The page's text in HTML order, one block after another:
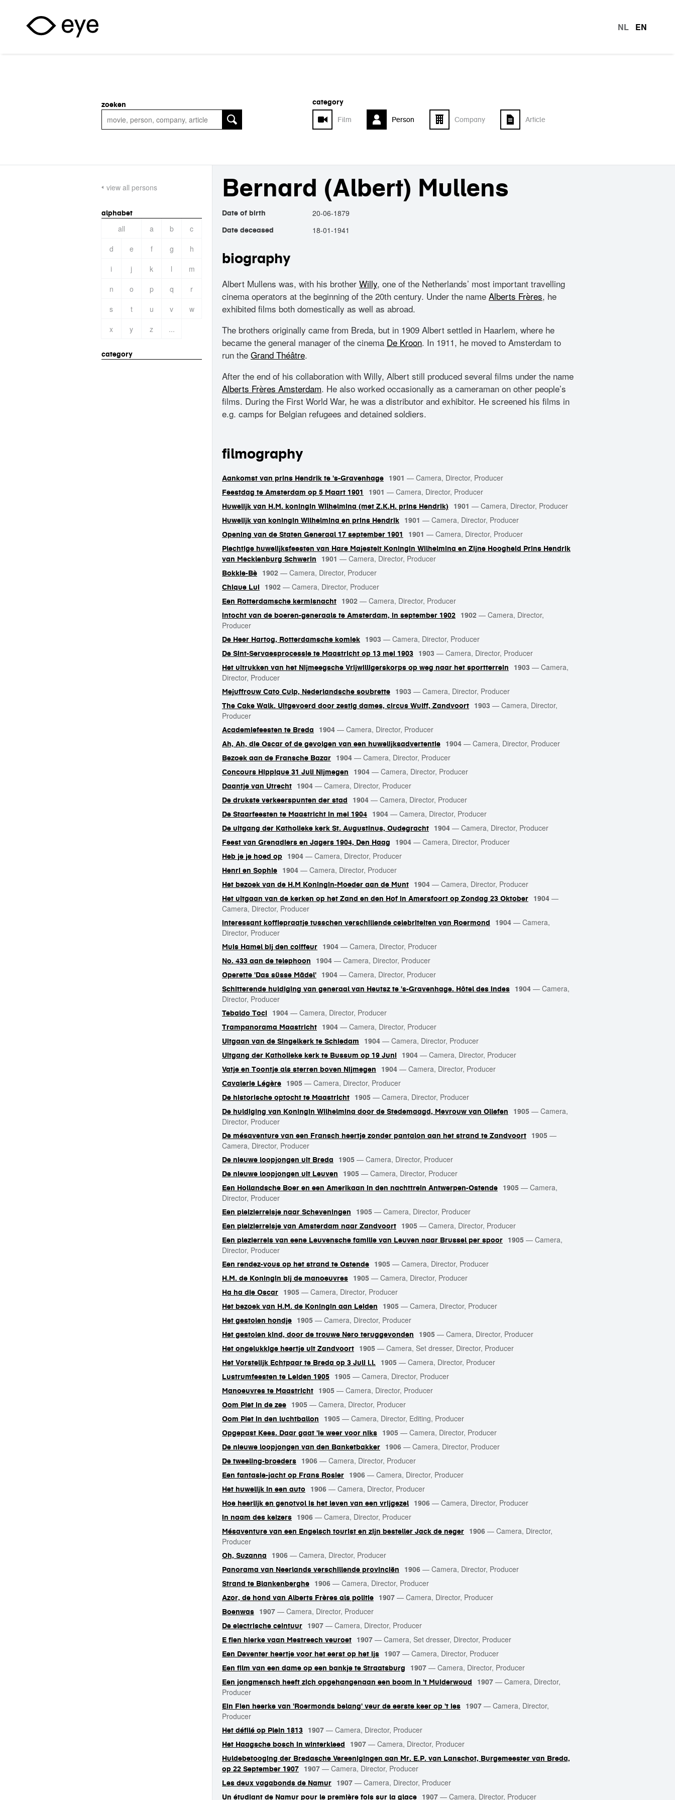
NL EN
category
Film
Person Company Article
zoeken
view all persons
alphabet
all a b
c
d
e f g
h
i
j k l
m
n
o p q
r
s
t u v
w
x
y z ...
category
Bernard (Albert) Mullens
Date of birth 20-06-1879
Date deceased 18-01-1941
biography
Albert Mullens was, with his brother Willy, one of the Netherlands’ most important travelling
cinema operators at the beginning of the 20th century. Under the name Alberts Frères, he
exhibited films both domestically as well as abroad.
The brothers originally came from Breda, but in 1909 Albert settled in Haarlem, where he
became the general manager of the cinema De Kroon. In 1911, he moved to Amsterdam to
run the Grand Théâtre.
After the end of his collaboration with Willy, Albert still produced several films under the name
Alberts Frères Amsterdam. He also worked occasionally as a cameraman on other people’s
films. During the First World War, he was a distributor and exhibitor. He screened his films in
e.g. camps for Belgian refugees and detained soldiers.
filmography
Aankomst van prins Hendrik te 's-Gravenhage 1901 — Camera, Director, Producer
Feestdag te Amsterdam op 5 Maart 1901 1901 — Camera, Director, Producer
Huwelijk van H.M. koningin Wilhelmina (met Z.K.H. prins Hendrik) 1901 — Camera, Director, Producer
Huwelijk van koningin Wilhelmina en prins Hendrik 1901 — Camera, Director, Producer
Opening van de Staten Generaal 17 september 1901 1901 — Camera, Director, Producer
Plechtige huwelijksfeesten van Hare Majesteit Koningin Wilhelmina en Zijne Hoogheid Prins Hendrik
van Mecklenburg Schwerin
1901 — Camera, Director, Producer
Bokkie-Bè 1902 — Camera, Director, Producer
Chique Lui 1902 — Camera, Director, Producer
Een Rotterdamsche kermisnacht 1902 — Camera, Director, Producer
Intocht van de boeren-generaals te Amsterdam, in september 1902 1902 — Camera, Director,
Producer
De Heer Hartog, Rotterdamsche komiek 1903 — Camera, Director, Producer
De Sint-Servaesprocessie te Maastricht op 13 mei 1903 1903 — Camera, Director, Producer
Het uitrukken van het Nijmeegsche Vrijwilligerskorps op weg naar het sportterrein 1903 — Camera,
Director, Producer
Mejuffrouw Cato Culp, Nederlandsche soubrette 1903 — Camera, Director, Producer
The Cake Walk. Uitgevoerd door zestig dames, circus Wulff, Zandvoort 1903 — Camera, Director,
Producer
Academiefeesten te Breda 1904 — Camera, Director, Producer
Ah, Ah, die Oscar of de gevolgen van een huwelijksadvertentie 1904 — Camera, Director, Producer
Bezoek aan de Fransche Bazar 1904 — Camera, Director, Producer
Concours Hippique 31 Juli Nijmegen 1904 — Camera, Director, Producer
Daantje van Utrecht 1904 — Camera, Director, Producer
De drukste verkeerspunten der stad 1904 — Camera, Director, Producer
De Staarfeesten te Maastricht in mei 1904 1904 — Camera, Director, Producer
De uitgang der Katholieke kerk St. Augustinus, Oudegracht 1904 — Camera, Director, Producer
Feest van Grenadiers en Jagers 1904, Den Haag 1904 — Camera, Director, Producer
Heb je je hoed op 1904 — Camera, Director, Producer
Henri en Sophie 1904 — Camera, Director, Producer
Het bezoek van de H.M Koningin-Moeder aan de Munt 1904 — Camera, Director, Producer
Het uitgaan van de kerken op het Zand en den Hof in Amersfoort op Zondag 23 Oktober 1904 —
Camera, Director, Producer
Interessant koffiepraatje tusschen verschillende celebriteiten van Roermond 1904 — Camera,
Director, Producer
Muis Hamel bij den coiffeur 1904 — Camera, Director, Producer
No. 433 aan de telephoon 1904 — Camera, Director, Producer
Operette 'Das süsse Mädel' 1904 — Camera, Director, Producer
Schitterende huldiging van generaal van Heutsz te 's-Gravenhage. Hôtel des Indes 1904 — Camera,
Director, Producer
Tebaldo Toci 1904 — Camera, Director, Producer
Trampanorama Maastricht 1904 — Camera, Director, Producer
Uitgaan van de Singelkerk te Schiedam 1904 — Camera, Director, Producer
Uitgang der Katholieke kerk te Bussum op 19 Juni 1904 — Camera, Director, Producer
Vatje en Toontje als sterren boven Nijmegen 1904 — Camera, Director, Producer
Cavalerie Légère 1905 — Camera, Director, Producer
De historische optocht te Maastricht 1905 — Camera, Director, Producer
De huldiging van Koningin Wilhelmina door de Stedemaagd, Mevrouw van Ollefen 1905 — Camera,
Director, Producer
De mésaventure van een Fransch heertje zonder pantalon aan het strand te Zandvoort 1905 —
Camera, Director, Producer
De nieuwe loopjongen uit Breda 1905 — Camera, Director, Producer
De nieuwe loopjongen uit Leuven 1905 — Camera, Director, Producer
Een Hollandsche Boer en een Amerikaan in den nachttrein Antwerpen-Ostende 1905 — Camera,
Director, Producer
Een pleizierreisje naar Scheveningen 1905 — Camera, Director, Producer
Een pleizierreisje van Amsterdam naar Zandvoort 1905 — Camera, Director, Producer
Een plezierreis van eene Leuvensche familie van Leuven naar Brussel per spoor 1905 — Camera,
Director, Producer
Een rendez-vous op het strand te Ostende 1905 — Camera, Director, Producer
H.M. de Koningin bij de manoeuvres 1905 — Camera, Director, Producer
Ha ha die Oscar 1905 — Camera, Director, Producer
Het bezoek van H.M. de Koningin aan Leiden 1905 — Camera, Director, Producer
Het gestolen hondje 1905 — Camera, Director, Producer
Het gestolen kind, door de trouwe Nero teruggevonden 1905 — Camera, Director, Producer
Het ongelukkige heertje uit Zandvoort 1905 — Camera, Set dresser, Director, Producer
Het Vorstelijk Echtpaar te Breda op 3 Juli l.l. 1905 — Camera, Director, Producer
Lustrumfeesten te Leiden 1905 1905 — Camera, Director, Producer
Manoeuvres te Maastricht 1905 — Camera, Director, Producer
Oom Piet in de zee 1905 — Camera, Director, Producer
Oom Piet in den luchtballon 1905 — Camera, Director, Editing, Producer
Opgepast Kees. Daar gaat 'ie weer voor niks 1905 — Camera, Director, Producer
De nieuwe loopjongen van den Banketbakker 1906 — Camera, Director, Producer
De tweeling-broeders 1906 — Camera, Director, Producer
Een fantasie-jacht op Frans Rosier 1906 — Camera, Director, Producer
Het huwelijk in een auto 1906 — Camera, Director, Producer
Hoe heerlijk en genotvol is het leven van een vrijgezel 1906 — Camera, Director, Producer
In naam des keizers 1906 — Camera, Director, Producer
Mésaventure van een Engelsch tourist en zijn besteller Jack de neger 1906 — Camera, Director,
Producer
Oh, Suzanna 1906 — Camera, Director, Producer
Panorama van Neerlands verschillende provinciën 1906 — Camera, Director, Producer
Strand te Blankenberghe 1906 — Camera, Director, Producer
Azor, de hond van Alberts Frères als politie 1907 — Camera, Director, Producer
Boenwas 1907 — Camera, Director, Producer
De electrische ceintuur 1907 — Camera, Director, Producer
E fien hierke vaan Mestreech veuroet 1907 — Camera, Set dresser, Director, Producer
Een Deventer heertje voor het eerst op het ijs 1907 — Camera, Director, Producer
Een film van een dame op een bankje te Straatsburg 1907 — Camera, Director, Producer
Een jongmensch heeft zich opgehangenaan een boom in 't Muiderwoud 1907 — Camera, Director,
Producer
Ein Fien heerke van 'Roermonds belang' veur de eerste keer op 't ies 1907 — Camera, Director,
Producer
Het défilé op Plein 1813 1907 — Camera, Director, Producer
Het Haagsche bosch in winterkleed 1907 — Camera, Director, Producer
Huldebetooging der Bredasche Vereenigingen aan Mr. E.P. van Lanschot, Burgemeester van Breda,
op 22 September 1907
1907 — Camera, Director, Producer
Les deux vagabonds de Namur 1907 — Camera, Director, Producer
Un étudiant de Namur pour le première fois sur la glace 1907 — Camera, Director, Producer